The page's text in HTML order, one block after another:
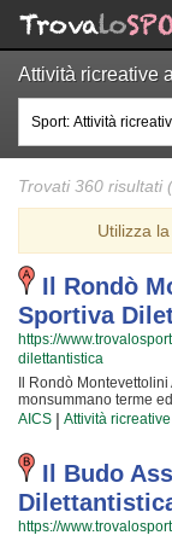
Attività ricreative
Trovati 360 risultati
Utilizza
Il Rondò
Sportiva
https://
dilettantistica
Il Rondò
monsummano terme
di promuovere il calcio
Rondò Montevettolini
comunità di
accompagnandoli in
sport di squadra. I
qualificati della zona e
dei bambini che
livelli di eccellenza.
AICS | Attività ricreative
Il Budo
https://